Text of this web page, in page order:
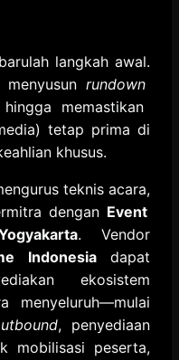
langkah awal.
menyusun rundown
hingga memastikan
tetap prima di
khusus.
teknis acara,
dengan Event
. Vendor
Indonesiadapat
ekosistem
menyeluruh—mulai
,penyediaan
mobilisasi peserta,